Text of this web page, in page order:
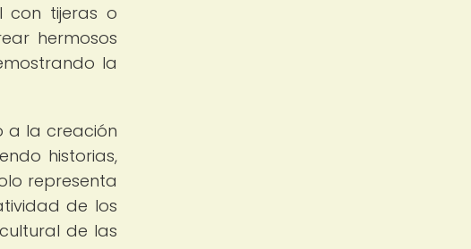
con tijeras o
hermosos
la
a la creación
historias,
representa
de los
de las